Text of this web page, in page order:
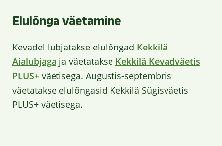
Elulõnga väetamine
Kevadel lubjatakse elulõngad Kekkilä
Aialubjaga ja väetatakse Kekkilä Kevadväetis
PLUS+ väetisega. Augustis-septembris
väetatakse elulõngasid Kekkilä Sügisväetis
PLUS+ väetisega.